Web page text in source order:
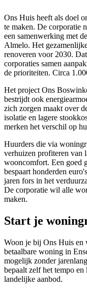
Ons Huis heeft als doel
te maken. De corporatie
een samenwerking met
Almelo. Het
renoveren voor 2030.
corporaties samen
de prioriteiten. Circa
Het project Ons
bestrijdt ook
zich zorgen maakt over
isolatie en lagere
merken het verschil op
Huurders die via
verhuizen profiteren van
wooncomfort. Een goed
bespaart honderden
jaren fors in het
De corporatie wil alle
maken.
Start je
Woon je bij Ons Huis en
betaalbare woning in
mogelijk zonder
bepaalt zelf het tempo
landelijke aanbod.